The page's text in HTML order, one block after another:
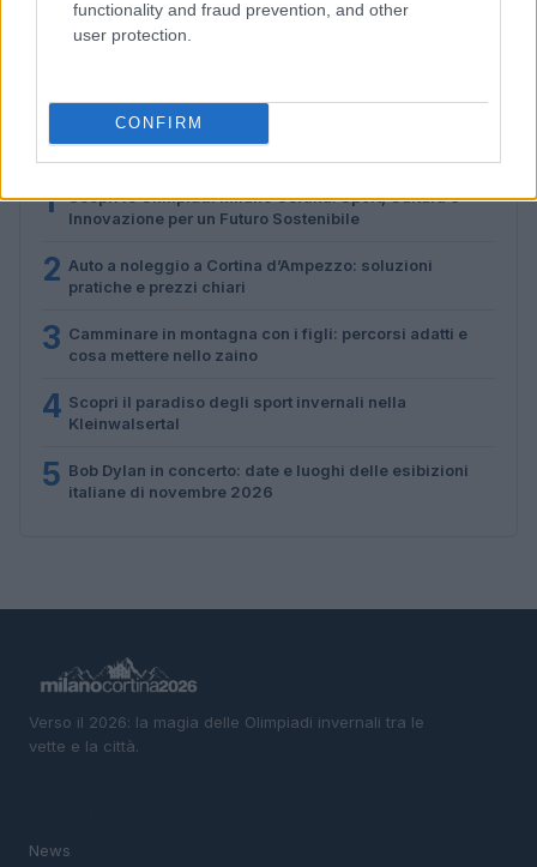
functionality and fraud prevention, and other
user protection.
CONFIRM
estremo in Europa e oltre
Marco Tessari · 1 Ago 2026
PIÙ LETTI
1
Scopri le Olimpiadi Milano Cortina: Sport, Cultura e
Innovazione per un Futuro Sostenibile
2 Auto a noleggio a Cortina d’Ampezzo: soluzioni
pratiche e prezzi chiari
3 Camminare in montagna con i figli: percorsi adatti e
cosa mettere nello zaino
4 Scopri il paradiso degli sport invernali nella
Kleinwalsertal
5 Bob Dylan in concerto: date e luoghi delle esibizioni
italiane di novembre 2026
Verso il 2026: la magia delle Olimpiadi invernali tra le
vette e la città.
News